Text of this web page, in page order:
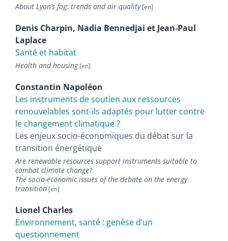
About Lyon’s fog: trends and air quality
Denis Charpin, Nadia Bennedjai et Jean-Paul
Laplace
Santé et habitat
Health and housing
Constantin Napoléon
Les instruments de soutien aux ressources
renouvelables sont-ils adaptés pour lutter contre
le changement climatique ?
Les enjeux socio-économiques du débat sur la
transition énergétique
Are renewable resources support instruments suitable to
combat climate change?
The socio-economic issues of the debate on the energy
transition
Lionel Charles
Environnement, santé : genèse d’un
questionnement